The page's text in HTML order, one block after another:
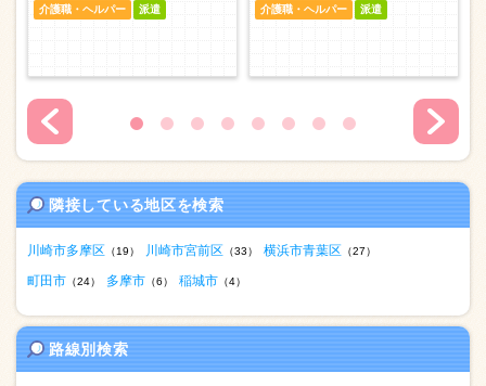
介護職・ヘルパー 派遣 介護職・ヘルパー 派遣
隣接している地区を検索
川崎市多摩区 （19） 川崎市宮前区 （33） 横浜市青葉区 （27）
町田市 （24） 多摩市 （6） 稲城市 （4）
路線別検索